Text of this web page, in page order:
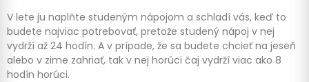
V lete ju naplňte studeným nápojom a schladí vás, keď to
budete najviac potrebovať, pretože studený nápoj v nej
vydrží až 24 hodín. A v prípade, že sa budete chcieť na jeseň
alebo v zime zahriať, tak v nej horúci čaj vydrží viac ako 8
hodín horúci.